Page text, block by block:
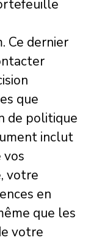
Ce dernier
que
de politique
inclut
votre
en
que les
votre